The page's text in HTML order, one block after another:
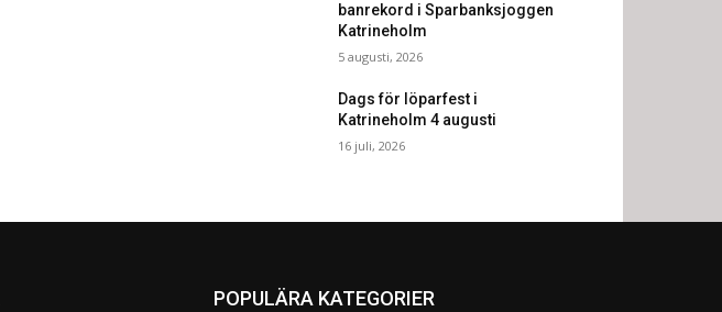
banrekord i Sparbanksjoggen
Katrineholm
5 augusti, 2026
Dags för löparfest i
Katrineholm 4 augusti
16 juli, 2026
POPULÄRA KATEGORIER